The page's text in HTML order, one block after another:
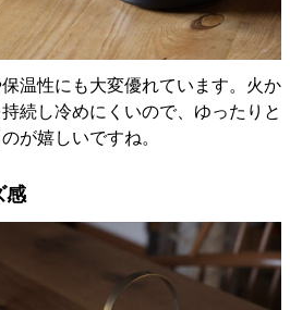
温性にも大変優れています。火か
続し冷めにくいので、ゆったりと
が嬉しいですね。
感